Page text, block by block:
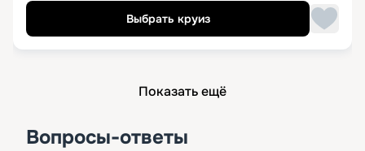
Выбрать круиз
Показать ещё
Вопросы-ответы